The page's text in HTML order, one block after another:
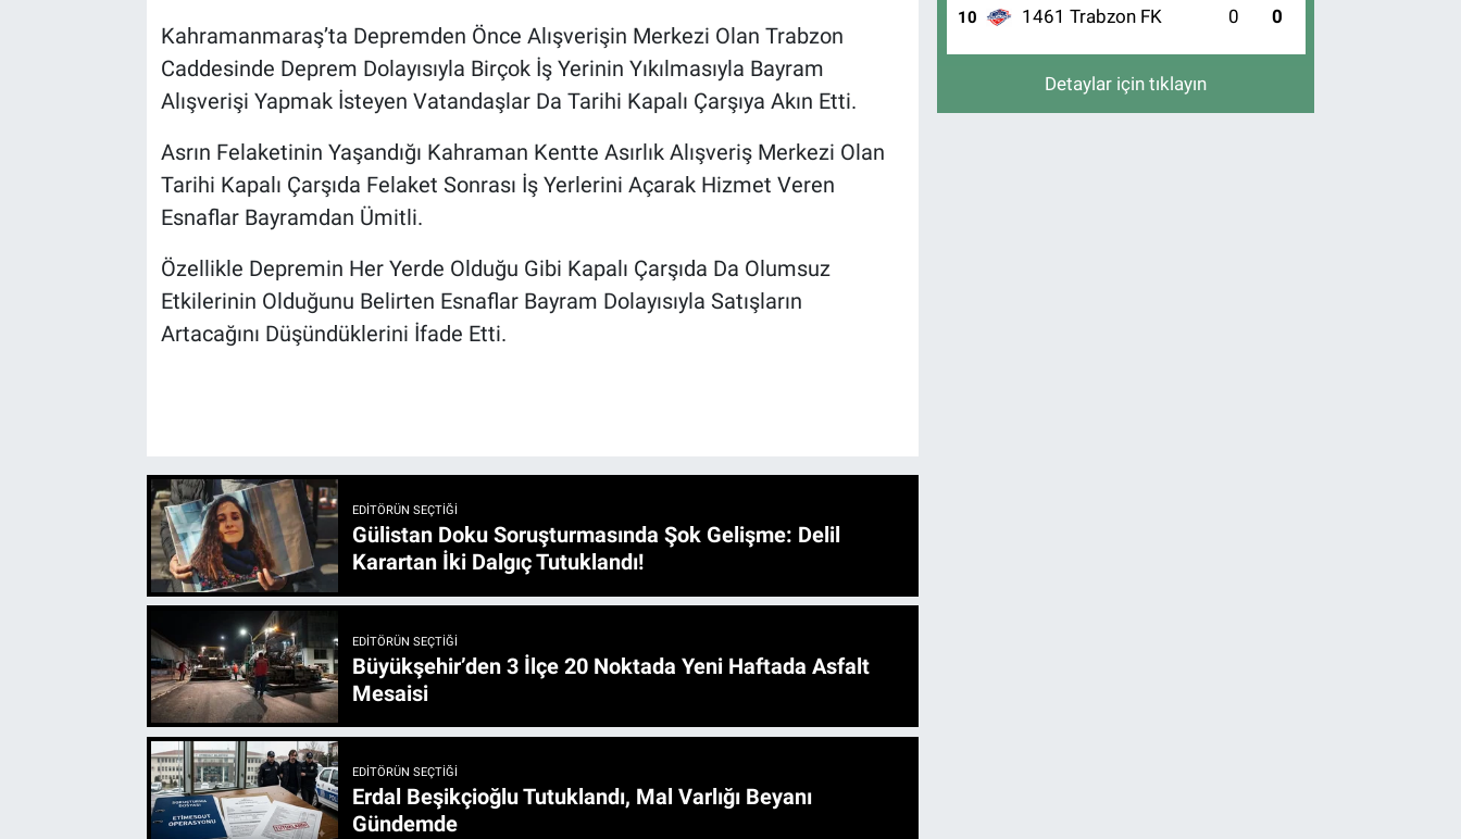
Kahramanmaraş’ta Depremden Önce Alışverişin Merkezi Olan Trabzon
Caddesinde Deprem Dolayısıyla Birçok İş Yerinin Yıkılmasıyla Bayram
Alışverişi Yapmak İsteyen Vatandaşlar Da Tarihi Kapalı Çarşıya Akın Etti.
Asrın Felaketinin Yaşandığı Kahraman Kentte Asırlık Alışveriş Merkezi Olan
Tarihi Kapalı Çarşıda Felaket Sonrası İş Yerlerini Açarak Hizmet Veren
Esnaflar Bayramdan Ümitli.
Özellikle Depremin Her Yerde Olduğu Gibi Kapalı Çarşıda Da Olumsuz
Etkilerinin Olduğunu Belirten Esnaflar Bayram Dolayısıyla Satışların
Artacağını Düşündüklerini İfade Etti.
EDITÖRÜN SEÇTIĞI
Gülistan Doku Soruşturmasında Şok Gelişme: Delil
Karartan İki Dalgıç Tutuklandı!
EDITÖRÜN SEÇTIĞI
Büyükşehir’den 3 İlçe 20 Noktada Yeni Haftada Asfalt
Mesaisi
EDITÖRÜN SEÇTIĞI
Erdal Beşikçioğlu Tutuklandı, Mal Varlığı Beyanı
Gündemde
10 1461 Trabzon FK 0 0
Detaylar için tıklayın